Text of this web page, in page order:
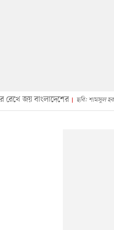
রেখে জয় বাংলাদেশের ছবি: শামসুল